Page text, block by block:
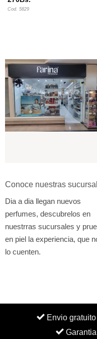
Cod. 5829
Conoce nuestras
Dia a dia llegan nuevos
perfumes, descubrelos en
nuestrras sucursales y
en piel la experiencia, que
lo cuenten.
Envio